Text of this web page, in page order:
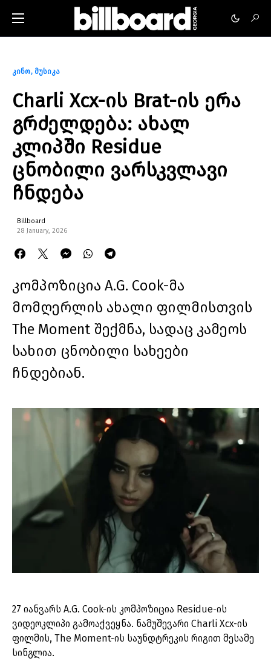
კინო მუსიკა
Charli Xcx-ის Brat-ის ერა
გრძელდება: ახალ
კლიპში Residue
ცნობილი ვარსკვლავი
ჩნდება
Billboard
28 January, 2026
კომპოზიცია A.G. Cook-მა
მომღერლის ახალი ფილმისთვის
The Moment შექმნა, სადაც კამეოს
სახით ცნობილი სახეები
ჩნდებიან.
27 იანვარს A.G. Cook-ის კომპოზიცია Residue-ის
ვიდეოკლიპი გამოაქვეყნა. ნამუშევარი Charli Xcx-ის
ფილმის, The Moment-ის საუნდტრეკის რიგით მესამე
სინგლია.